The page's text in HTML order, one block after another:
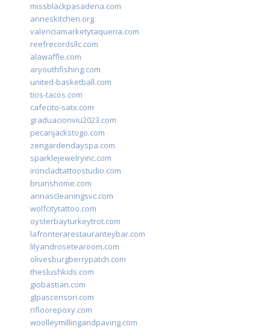
missblackpasadena.com
anneskitchen.org
valenciamarketytaqueria.com
reefrecordsllc.com
alawaffle.com
aryouthfishing.com
united-basketball.com
tios-tacos.com
cafecito-satx.com
graduacionviu2023.com
pecanjackstogo.com
zengardendayspa.com
sparklejewelryinc.com
ironcladtattoostudio.com
bruinshome.com
annascleaningsvc.com
wolfcitytattoo.com
oysterbayturkeytrot.com
lafronterarestauranteybar.com
lilyandrosetearoom.com
olivesburgberrypatch.com
theslushkids.com
giobastian.com
glpascensori.com
rifloorepoxy.com
woolleymillingandpaving.com